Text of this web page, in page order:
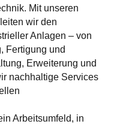
Mit unseren
wir den
Anlagen – von
Fertigung und
Erweiterung und
nachhaltige Services
Arbeitsumfeld, in